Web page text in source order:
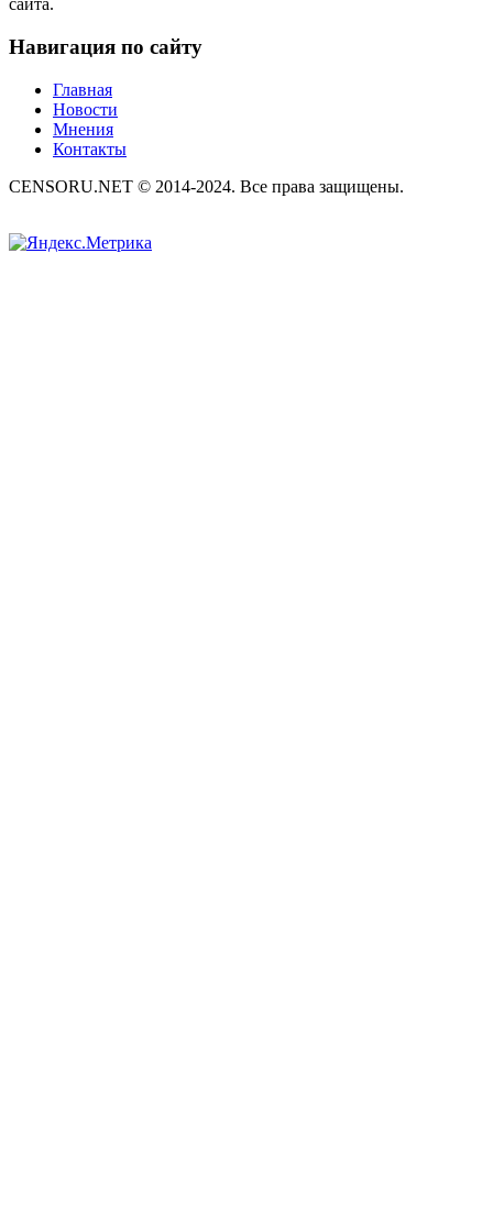
сайта.
Навигация по сайту
Главная
Новости
Мнения
Контакты
CENSORU.NET © 2014-2024. Все права защищены.